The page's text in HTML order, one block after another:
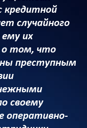
кредитной
случайного
их
о том, что
преступным
своему
оперативно-